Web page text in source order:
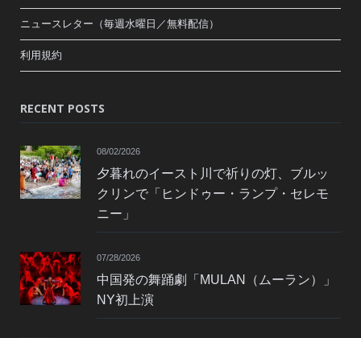
ニュースレター（毎週水曜日／無料配信）
利用規約
RECENT POSTS
08/02/2026
夕暮れのイースト川で祈りの灯、ブルッ
クリンで「ヒンドゥー・ランプ・セレモ
ニー」
07/28/2026
中国発の舞踊劇「MULAN（ムーラン）」
NY初上演